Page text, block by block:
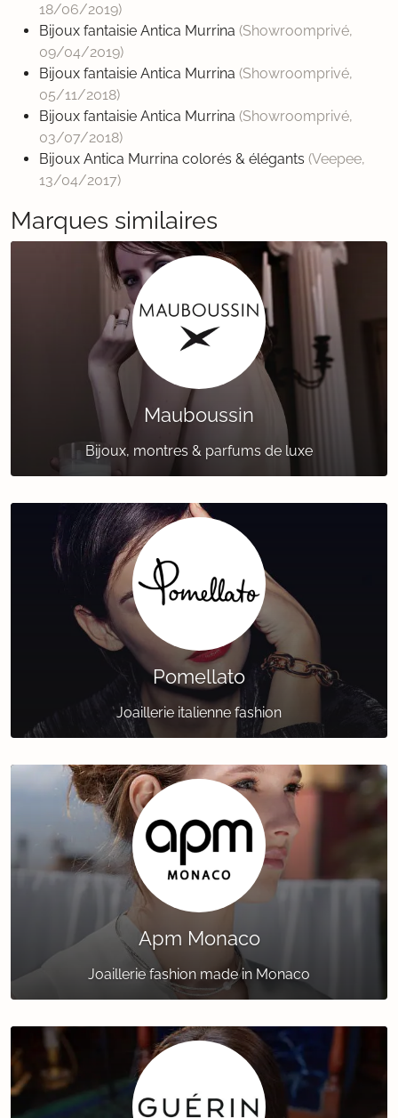
18/06/2019)
Bijoux fantaisie Antica Murrina (Showroomprivé,
09/04/2019)
Bijoux fantaisie Antica Murrina (Showroomprivé,
05/11/2018)
Bijoux fantaisie Antica Murrina (Showroomprivé,
03/07/2018)
Bijoux Antica Murrina colorés & élégants (Veepee,
13/04/2017)
Marques similaires
Mauboussin
Bijoux, montres & parfums de luxe
Pomellato
Joaillerie italienne fashion
Apm Monaco
Joaillerie fashion made in Monaco